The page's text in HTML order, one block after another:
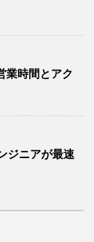
業時間とアク
ジニアが最速